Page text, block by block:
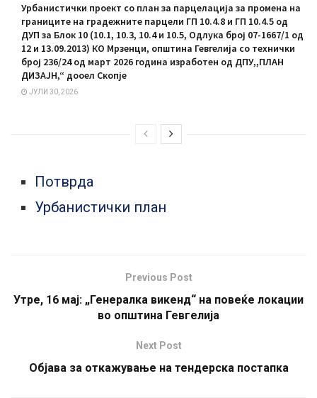
Урбанистички проект со план за парцелација за промена на
границите на градежните парцели ГП 10.4.8 и ГП 10.4.5 од
ДУП за Блок 10 (10.1, 10.3, 10.4 и 10.5, Одлука број 07-1667/1 од
12 и 13.09.2013) КО Мрзенци, општина Гевгелија со технички
број 236/24 од март 2026 година изработен од ДПУ,,ПЛАН
ДИЗАЈН,“ дооел Скопје
ЈУЛИ 30, 2026
Потврда
Урбанистички план
Previous Post
Утре, 16 мај: „Генералка викенд“ на повеќе локации
во општина Гевгелија
Next Post
Објава за откажување на тендерска постапка